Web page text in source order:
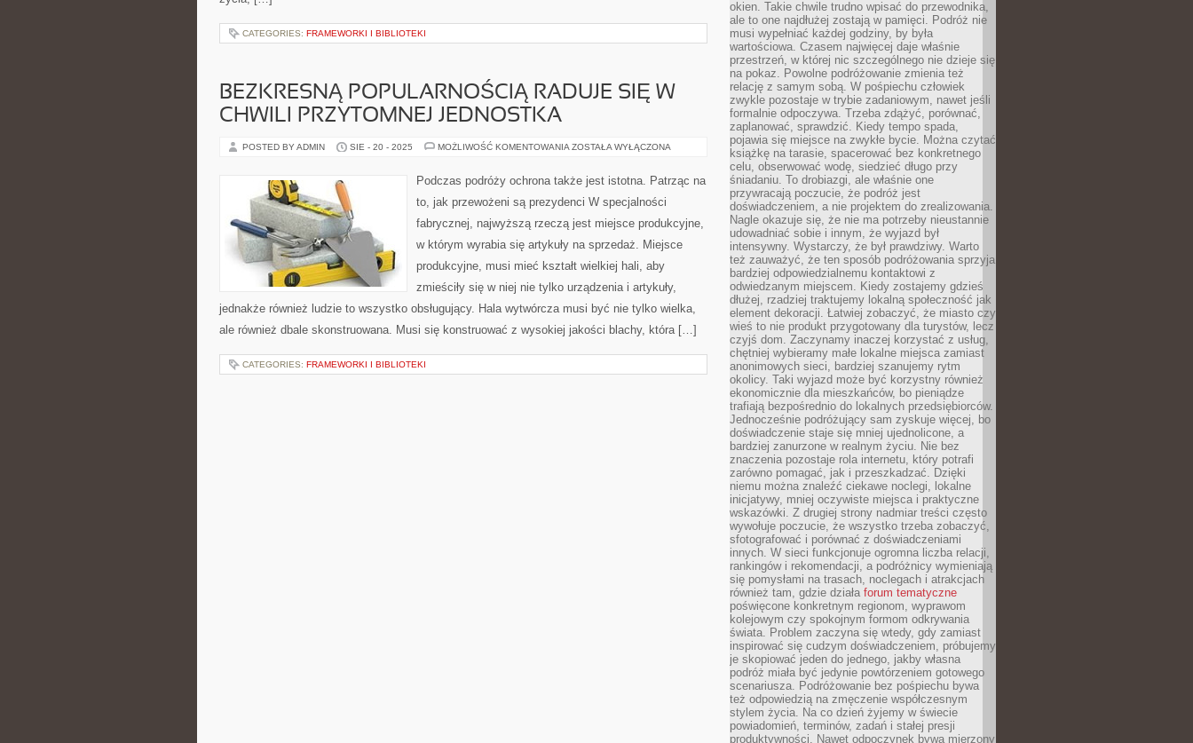
CATEGORIES: FRAMEWORKI I BIBLIOTEKI
BEZKRESNĄ POPULARNOŚCIĄ RADUJE SIĘ W
CHWILI PRZYTOMNEJ JEDNOSTKA
POSTED BY ADMIN SIE - 20 - 2025 MOŻLIWOŚĆ KOMENTOWANIA BEZKRESNĄ
SIĘ
W
PRZYTOMNEJ
ZOSTAŁA WYŁĄCZONA
Podczas podróży ochrona także jest istotna. Patrząc na
to, jak przewożeni są prezydenci W specjalności
fabrycznej, najwyższą rzeczą jest miejsce produkcyjne,
w którym wyrabia się artykuły na sprzedaż. Miejsce
produkcyjne, musi mieć kształt wielkiej hali, aby
zmieściły się w niej nie tylko urządzenia i artykuły,
jednakże również ludzie to wszystko obsługujący. Hala wytwórcza musi być nie tylko wielka,
ale również dbale skonstruowana. Musi się konstruować z wysokiej jakości blachy, która […]
CATEGORIES: FRAMEWORKI I BIBLIOTEKI
okien. Takie chwile trudno wpisać do przewodnika,
ale to one najdłużej zostają w pamięci. Podróż nie
musi wypełniać każdej godziny, by była
wartościowa. Czasem najwięcej daje właśnie
przestrzeń, w której nic szczególnego nie dzieje się
na pokaz. Powolne podróżowanie zmienia też
relację z samym sobą. W pośpiechu człowiek
zwykle pozostaje w trybie zadaniowym, nawet jeśli
formalnie odpoczywa. Trzeba zdążyć, porównać,
zaplanować, sprawdzić. Kiedy tempo spada,
pojawia się miejsce na zwykłe bycie. Można czytać
książkę na tarasie, spacerować bez konkretnego
celu, obserwować wodę, siedzieć długo przy
śniadaniu. To drobiazgi, ale właśnie one
przywracają poczucie, że podróż jest
doświadczeniem, a nie projektem do zrealizowania.
Nagle okazuje się, że nie ma potrzeby nieustannie
udowadniać sobie i innym, że wyjazd był
intensywny. Wystarczy, że był prawdziwy. Warto
też zauważyć, że ten sposób podróżowania sprzyja
bardziej odpowiedzialnemu kontaktowi z
odwiedzanym miejscem. Kiedy zostajemy gdzieś
dłużej, rzadziej traktujemy lokalną społeczność jak
element dekoracji. Łatwiej zobaczyć, że miasto czy
wieś to nie produkt przygotowany dla turystów, lecz
czyjś dom. Zaczynamy inaczej korzystać z usług,
chętniej wybieramy małe lokalne miejsca zamiast
anonimowych sieci, bardziej szanujemy rytm
okolicy. Taki wyjazd może być korzystny również
ekonomicznie dla mieszkańców, bo pieniądze
trafiają bezpośrednio do lokalnych przedsiębiorców.
Jednocześnie podróżujący sam zyskuje więcej, bo
doświadczenie staje się mniej ujednolicone, a
bardziej zanurzone w realnym życiu. Nie bez
znaczenia pozostaje rola internetu, który potrafi
zarówno pomagać, jak i przeszkadzać. Dzięki
niemu można znaleźć ciekawe noclegi, lokalne
inicjatywy, mniej oczywiste miejsca i praktyczne
wskazówki. Z drugiej strony nadmiar treści często
wywołuje poczucie, że wszystko trzeba zobaczyć,
sfotografować i porównać z doświadczeniami
innych. W sieci funkcjonuje ogromna liczba relacji,
rankingów i rekomendacji, a podróżnicy wymieniają
się pomysłami na trasach, noclegach i atrakcjach
również tam, gdzie działa forum tematyczne
poświęcone konkretnym regionom, wyprawom
kolejowym czy spokojnym formom odkrywania
świata. Problem zaczyna się wtedy, gdy zamiast
inspirować się cudzym doświadczeniem, próbujemy
je skopiować jeden do jednego, jakby własna
podróż miała być jedynie powtórzeniem gotowego
scenariusza. Podróżowanie bez pośpiechu bywa
też odpowiedzią na zmęczenie współczesnym
stylem życia. Na co dzień żyjemy w świecie
powiadomień, terminów, zadań i stałej presji
produktywności. Nawet odpoczynek bywa mierzony